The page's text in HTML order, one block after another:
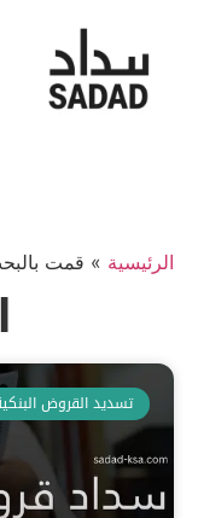
الرئيسية » قمت
تسديد القروض